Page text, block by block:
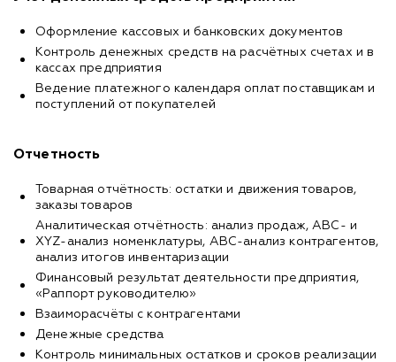
Оформление кассовых и банковских документов
Контроль денежных средств на расчётных счетах и в
кассах предприятия
Ведение платежного календаря оплат поставщикам и
поступлений от покупателей
Отчетность
Товарная отчётность: остатки и движения товаров,
заказы товаров
Аналитическая отчётность: анализ продаж, ABC- и
XYZ-анализ номенклатуры, ABC-анализ контрагентов,
анализ итогов инвентаризации
Финансовый результат деятельности предприятия,
«Раппорт руководителю»
Взаиморасчёты с контрагентами
Денежные средства
Контроль минимальных остатков и сроков реализации